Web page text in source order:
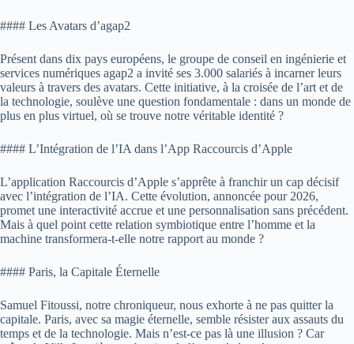
#### Les Avatars d’agap2
Présent dans dix pays européens, le groupe de conseil en ingénierie et
services numériques agap2 a invité ses 3.000 salariés à incarner leurs
valeurs à travers des avatars. Cette initiative, à la croisée de l’art et de
la technologie, soulève une question fondamentale : dans un monde de
plus en plus virtuel, où se trouve notre véritable identité ?
#### L’Intégration de l’IA dans l’App Raccourcis d’Apple
L’application Raccourcis d’Apple s’apprête à franchir un cap décisif
avec l’intégration de l’IA. Cette évolution, annoncée pour 2026,
promet une interactivité accrue et une personnalisation sans précédent.
Mais à quel point cette relation symbiotique entre l’homme et la
machine transformera-t-elle notre rapport au monde ?
#### Paris, la Capitale Éternelle
Samuel Fitoussi, notre chroniqueur, nous exhorte à ne pas quitter la
capitale. Paris, avec sa magie éternelle, semble résister aux assauts du
temps et de la technologie. Mais n’est-ce pas là une illusion ? Car